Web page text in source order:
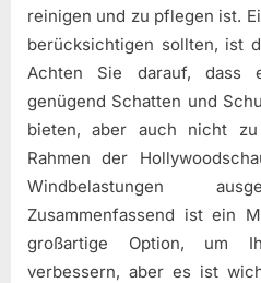
reinigen und zu pflegen ist.
berücksichtigen sollten, ist
Achten Sie darauf,
genügend Schatten und
bieten, aber auch nicht
Rahmen der
Windbelastungen
Zusammenfassend ist ein
großartige Option, um
verbessern, aber es ist